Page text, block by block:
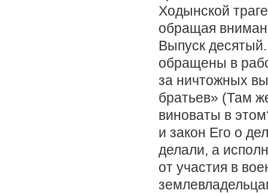
Ходынской
обращая
Выпуск
обращены в
за ничтожных
братьев» (Там
виноваты в
и закон Его о
делали, а
от участия в